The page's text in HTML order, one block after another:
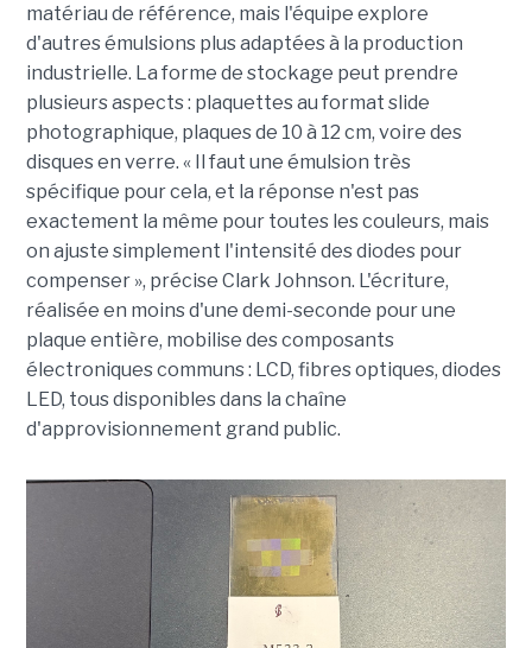
matériau de référence, mais l'équipe explore
d'autres émulsions plus adaptées à la production
industrielle. La forme de stockage peut prendre
plusieurs aspects : plaquettes au format slide
photographique, plaques de 10 à 12 cm, voire des
disques en verre. « Il faut une émulsion très
spécifique pour cela, et la réponse n'est pas
exactement la même pour toutes les couleurs, mais
on ajuste simplement l'intensité des diodes pour
compenser », précise Clark Johnson. L'écriture,
réalisée en moins d'une demi-seconde pour une
plaque entière, mobilise des composants
électroniques communs : LCD, fibres optiques, diodes
LED, tous disponibles dans la chaîne
d'approvisionnement grand public.